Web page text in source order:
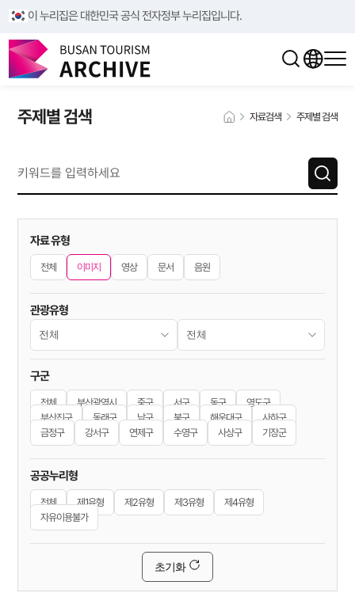
이 누리집은 대한민국 공식 전자정부 누리집입니다.
주제별 검색 자료검색 주제별 검색
자료 유형
전체 이미지 영상 문서 음원
관광유형
구군
전체 부산광역시 중구 서구 동구
영도구
부산진구
동래구 남구 북구 해운대구
사하구
금정구
강서구 연제구 수영구 사상구 기장군
공공누리형
전체 제1유형 제2유형 제3유형
제4유형
자유이용불가
초기화